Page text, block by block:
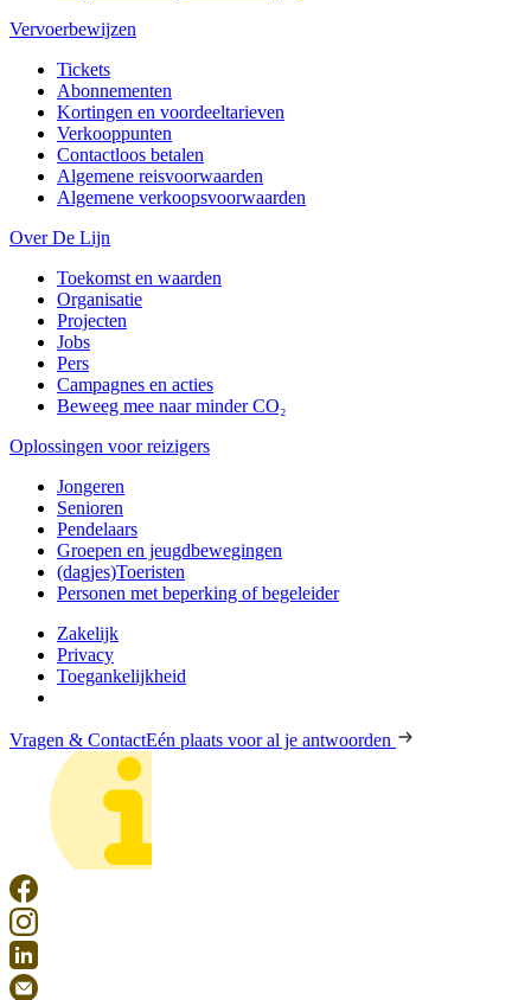
Vervoerbewijzen
Tickets
Abonnementen
Kortingen en voordeeltarieven
Verkooppunten
Contactloos betalen
Algemene reisvoorwaarden
Algemene verkoopsvoorwaarden
Over De Lijn
Toekomst en waarden
Organisatie
Projecten
Jobs
Pers
Campagnes en acties
Beweeg mee naar minder CO₂
Oplossingen voor reizigers
Jongeren
Senioren
Pendelaars
Groepen en jeugdbewegingen
(dagjes)Toeristen
Personen met beperking of begeleider
Zakelijk
Privacy
Toegankelijkheid
Vragen & ContactEén plaats voor al je antwoorden